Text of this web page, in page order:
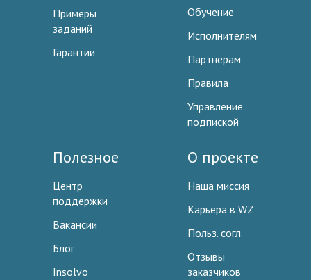
Примеры
заданий
Гарантии
Обучение
Исполнителям
Партнерам
Правила
Управление
подпиской
Полезное
Центр
поддержки
Вакансии
Блог
Insolvo
О проекте
Наша миссия
Карьера в WZ
Польз. согл.
Отзывы
заказчиков